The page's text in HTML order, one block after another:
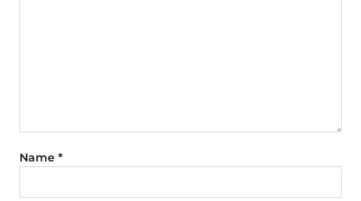
Name *